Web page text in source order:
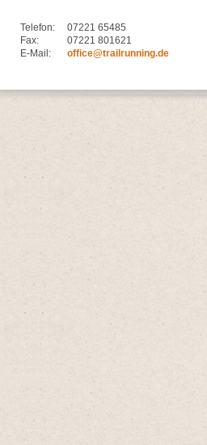
Telefon:
07221 65485
Fax:
07221 801621
E-Mail:
office@trailrunning.de